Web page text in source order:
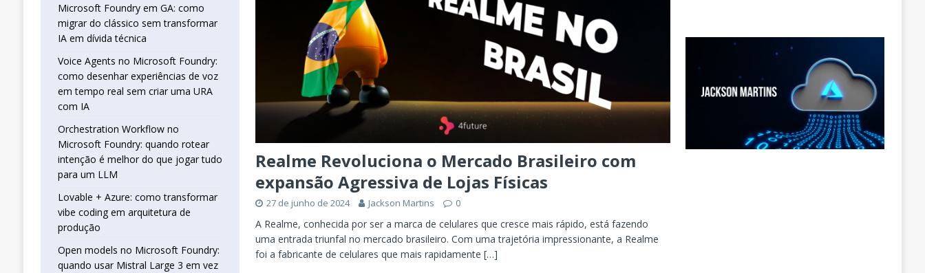
Realme Revoluciona o Mercado Brasileiro com
expansão Agressiva de Lojas Físicas
27 de junho de 2024 Jackson Martins 0
A Realme, conhecida por ser a marca de celulares que cresce mais rápido, está fazendo
uma entrada triunfal no mercado brasileiro. Com uma trajetória impressionante, a Realme
foi a fabricante de celulares que mais rapidamente[…]
Microsoft Foundry em GA: como
migrar do clássico sem transformar
IA em dívida técnica
Voice Agents no Microsoft Foundry:
como desenhar experiências de voz
em tempo real sem criar uma URA
com IA
Orchestration Workflow no
Microsoft Foundry: quando rotear
intenção é melhor do que jogar tudo
para um LLM
Lovable + Azure: como transformar
vibe coding em arquitetura de
produção
Open models no Microsoft Foundry:
quando usar Mistral Large 3 em vez